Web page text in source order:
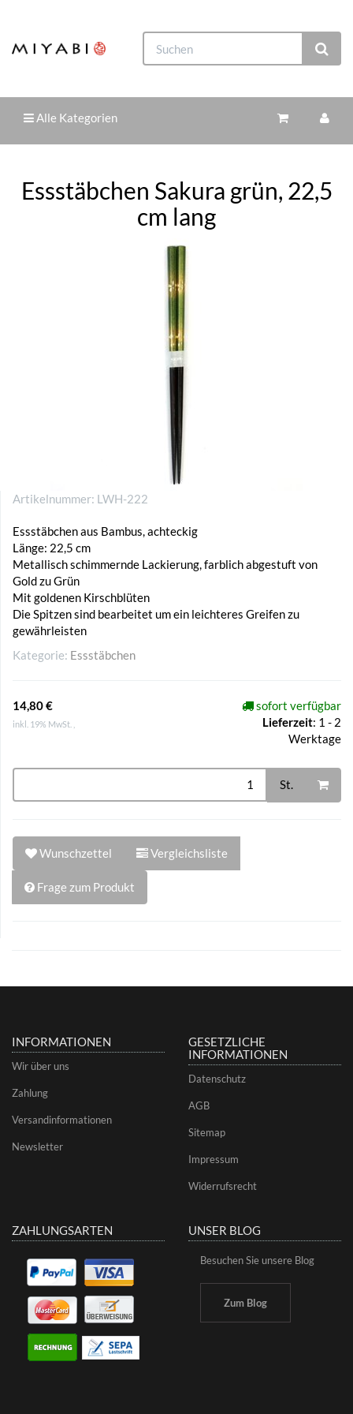
Alle Kategorien
Essstäbchen Sakura grün, 22,5
cm lang
Artikelnummer: LWH-222
Essstäbchen aus Bambus, achteckig
Länge: 22,5 cm
Metallisch schimmernde Lackierung, farblich abgestuft von
Gold zu Grün
Mit goldenen Kirschblüten
Die Spitzen sind bearbeitet um ein leichteres Greifen zu
gewährleisten
Kategorie: Essstäbchen
14,80 €
inkl. 19% MwSt. ,
sofort verfügbar
Lieferzeit: 1 - 2
Werktage
St.
Wunschzettel Vergleichsliste
Frage zum Produkt
INFORMATIONEN
Wir über uns
Zahlung
Versandinformationen
Newsletter
GESETZLICHE
INFORMATIONEN
Datenschutz
AGB
Sitemap
Impressum
Widerrufsrecht
ZAHLUNGSARTEN UNSER BLOG
Besuchen Sie unsere Blog
Zum Blog